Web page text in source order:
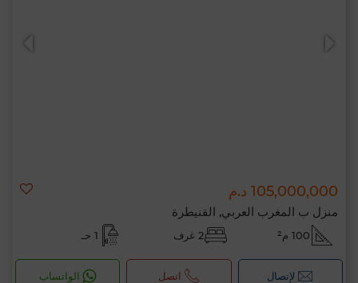
105,000,000 د.م
منزل ب المغرب العربي, القنيطرة
100 م² 2 غرف 1 حـ
لإتصال اتصل الواتساب